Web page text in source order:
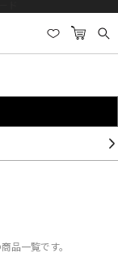
品一覧です。